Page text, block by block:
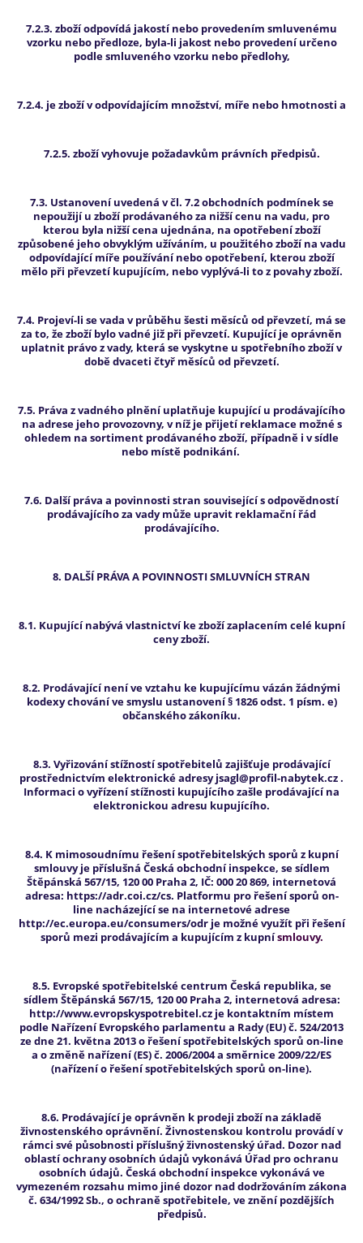
7.2.3. zboží odpovídá jakostí nebo provedením smluvenému
vzorku nebo předloze, byla-li jakost nebo provedení určeno
podle smluveného vzorku nebo předlohy,
7.2.4. je zboží v odpovídajícím množství, míře nebo hmotnosti a
7.2.5. zboží vyhovuje požadavkům právních předpisů.
7.3. Ustanovení uvedená v čl. 7.2 obchodních podmínek se
nepoužijí u zboží prodávaného za nižší cenu na vadu, pro
kterou byla nižší cena ujednána, na opotřebení zboží
způsobené jeho obvyklým užíváním, u použitého zboží na vadu
odpovídající míře používání nebo opotřebení, kterou zboží
mělo při převzetí kupujícím, nebo vyplývá-li to z povahy zboží.
7.4. Projeví-li se vada v průběhu šesti měsíců od převzetí, má se
za to, že zboží bylo vadné již při převzetí. Kupující je oprávněn
uplatnit právo z vady, která se vyskytne u spotřebního zboží v
době dvaceti čtyř měsíců od převzetí.
7.5. Práva z vadného plnění uplatňuje kupující u prodávajícího
na adrese jeho provozovny, v níž je přijetí reklamace možné s
ohledem na sortiment prodávaného zboží, případně i v sídle
nebo místě podnikání.
7.6. Další práva a povinnosti stran související s odpovědností
prodávajícího za vady může upravit reklamační řád
prodávajícího.
8. DALŠÍ PRÁVA A POVINNOSTI SMLUVNÍCH STRAN
8.1. Kupující nabývá vlastnictví ke zboží zaplacením celé kupní
ceny zboží.
8.2. Prodávající není ve vztahu ke kupujícímu vázán žádnými
kodexy chování ve smyslu ustanovení § 1826 odst. 1 písm. e)
občanského zákoníku.
8.3. Vyřizování stížností spotřebitelů zajišťuje prodávající
prostřednictvím elektronické adresy jsagl@profil-nabytek.cz .
Informaci o vyřízení stížnosti kupujícího zašle prodávající na
elektronickou adresu kupujícího.
8.4. K mimosoudnímu řešení spotřebitelských sporů z kupní
smlouvy je příslušná Česká obchodní inspekce, se sídlem
Štěpánská 567/15, 120 00 Praha 2, IČ: 000 20 869, internetová
adresa: https://adr.coi.cz/cs. Platformu pro řešení sporů on-
line nacházející se na internetové adrese
http://ec.europa.eu/consumers/odr je možné využít při řešení
sporů mezi prodávajícím a kupujícím z kupnísmlouvy.
8.5. Evropské spotřebitelské centrum Česká republika, se
sídlem Štěpánská 567/15, 120 00 Praha 2, internetová adresa:
http://www.evropskyspotrebitel.cz je kontaktním místem
podle Nařízení Evropského parlamentu a Rady (EU) č. 524/2013
ze dne 21. května 2013 o řešení spotřebitelských sporů on-line
a o změně nařízení (ES) č. 2006/2004 a směrnice 2009/22/ES
(nařízení o řešení spotřebitelských sporů on-line).
8.6. Prodávající je oprávněn k prodeji zboží na základě
živnostenského oprávnění. Živnostenskou kontrolu provádí v
rámci své působnosti příslušný živnostenský úřad. Dozor nad
oblastí ochrany osobních údajů vykonává Úřad pro ochranu
osobních údajů. Česká obchodní inspekce vykonává ve
vymezeném rozsahu mimo jiné dozor nad dodržováním zákona
č. 634/1992 Sb., o ochraně spotřebitele, ve znění pozdějších
předpisů.